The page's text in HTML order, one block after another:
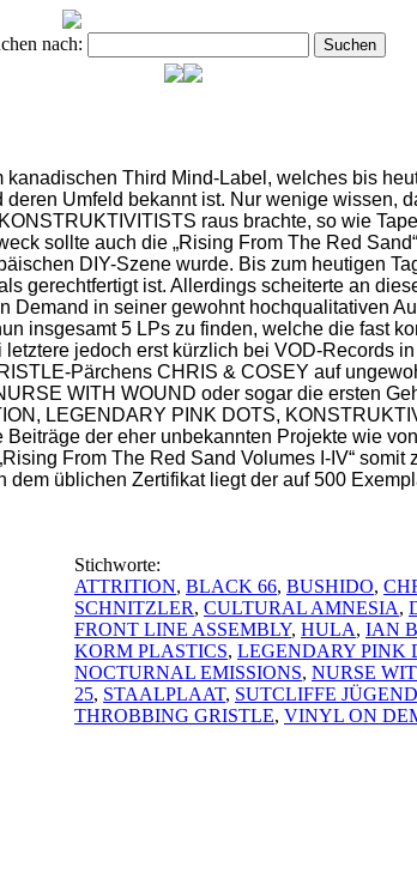
nach:
Third Mind-Label, welches bis
Umfeld bekannt ist. Nur wenige wissen,
raus brachte, so wie
sollte auch die „Rising From The Red
DIY-Szene wurde. Bis zum heutigen
gerechtfertigt ist. Allerdings scheiterte an
in seiner gewohnt hochqualitativen
insgesamt 5 LPs zu finden, welche die fast
jedoch erst kürzlich bei VOD-Records
Pärchens CHRIS & COSEY auf
WITH WOUND oder sogar die ersten
LEGENDARY PINK DOTS,
der eher unbekannten Projekte wie
From The Red Sand Volumes I-IV“
üblichen Zertifikat liegt der auf 500
Stichworte:
ATTRITION, BLACK 66, BUSHIDO,
SCHNITZLER, CULTURAL AMNESIA,
FRONT LINE ASSEMBLY, HULA, IAN
KORM PLASTICS, LEGENDARY PINK
NOCTURNAL EMISSIONS, NURSE
25, STAALPLAAT, SUTCLIFFE JÜGEND
THROBBING GRISTLE, VINYL ON